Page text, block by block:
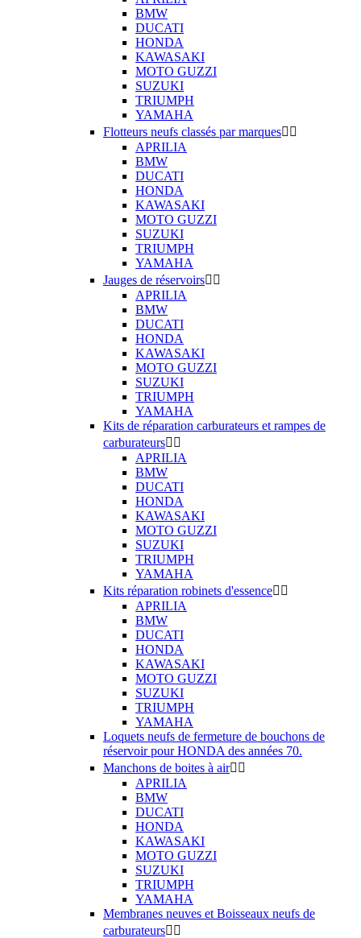
BMW
DUCATI
HONDA
KAWASAKI
MOTO GUZZI
SUZUKI
TRIUMPH
YAMAHA
Flotteurs neufs classés par marques 
APRILIA
BMW
DUCATI
HONDA
KAWASAKI
MOTO GUZZI
SUZUKI
TRIUMPH
YAMAHA
Jauges de réservoirs 
APRILIA
BMW
DUCATI
HONDA
KAWASAKI
MOTO GUZZI
SUZUKI
TRIUMPH
YAMAHA
Kits de réparation carburateurs et rampes de
carburateurs 
APRILIA
BMW
DUCATI
HONDA
KAWASAKI
MOTO GUZZI
SUZUKI
TRIUMPH
YAMAHA
Kits réparation robinets d'essence 
APRILIA
BMW
DUCATI
HONDA
KAWASAKI
MOTO GUZZI
SUZUKI
TRIUMPH
YAMAHA
Loquets neufs de fermeture de bouchons de
réservoir pour HONDA des années 70.
Manchons de boites à air 
APRILIA
BMW
DUCATI
HONDA
KAWASAKI
MOTO GUZZI
SUZUKI
TRIUMPH
YAMAHA
Membranes neuves et Boisseaux neufs de
carburateurs 